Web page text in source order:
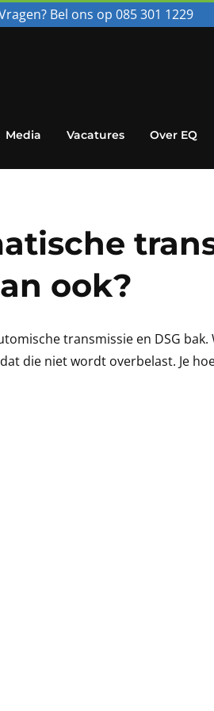
Bel ons op 085 301 1229
Media Vacatures Over EQ
ook?
transmissie en DSG
die niet wordt overbelast. Je